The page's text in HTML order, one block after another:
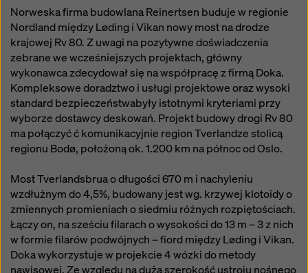
Norweska firma budowlana Reinertsen buduje w regionie
Nordland między Løding i Vikan nowy most na drodze
krajowej Rv 80. Z uwagi na pozytywne doświadczenia
zebrane we wcześniejszych projektach, główny
wykonawca zdecydował się na współpracę z firmą Doka.
Kompleksowe doradztwo i usługi projektowe oraz wysoki
standard bezpieczeństwabyły istotnymi kryteriami przy
wyborze dostawcy deskowań. Projekt budowy drogi Rv 80
ma połączyć ć komunikacyjnie region Tverlandze stolicą
regionu Bodø, położoną ok. 1.200 km na północ od Oslo.
Most Tverlandsbrua o długości 670 m i nachyleniu
wzdłużnym do 4,5%, budowany jest wg. krzywej klotoidy o
zmiennych promieniach o siedmiu różnych rozpiętościach.
Łączy on, na sześciu filarach o wysokości do 13 m – 3 z nich
w formie filarów podwójnych – fiord między Løding i Vikan.
Doka wykorzystuje w projekcie 4 wózki do metody
nawisowej. Ze względu na dużą szerokość ustroju nośnego
ustawienia plików cookie na dole tej witryny.
Więcej informacji na temat naszych plików cookie
można znaleźćw naszej polityce prywatności.
Oferujemy również opcję wyboru plików cookie
(zaawansowane ustawienia plików cookie).